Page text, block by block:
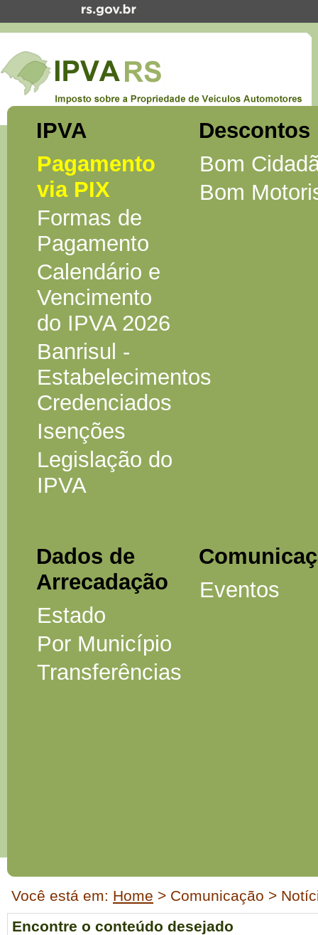
IPVA
Pagamento
via PIX
Formas de
Pagamento
Calendário e
Vencimento
do IPVA 2026
Banrisul -
Estabelecimentos
Credenciados
Isenções
Legislação do
IPVA
Descontos
Bom
Bom
Dados de
Arrecadação
Estado
Por Município
Transferências
Eventos
Início
do
conteúdo
Você está em: Home > Comunicação >
Encontre o conteúdo desejado